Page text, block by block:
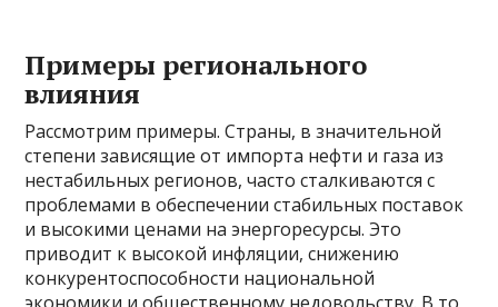
Примеры регионального
влияния
Рассмотрим примеры. Страны, в значительной
степени зависящие от импорта нефти и газа из
нестабильных регионов, часто сталкиваются с
проблемами в обеспечении стабильных поставок
и высокими ценами на энергоресурсы. Это
приводит к высокой инфляции, снижению
конкурентоспособности национальной